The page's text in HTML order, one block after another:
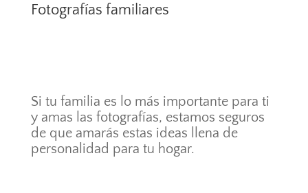
Fotografías familiares
Si tu familia es lo más importante para ti
y amas las fotografías, estamos seguros
de que amarás estas ideas llena de
personalidad para tu hogar.